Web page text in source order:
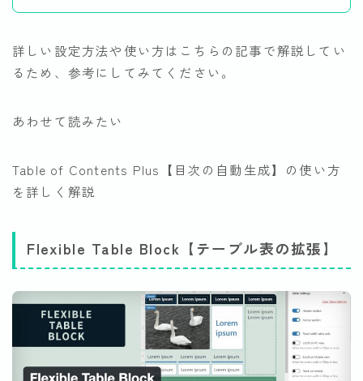
詳しい設定方法や使い方はこちらの記事で解説してい
るため、参考にしてみてください。
あわせて読みたい
Table of Contents Plus【目次の自動生成】の使い方
を詳しく解説
Flexible Table Block【テーブル表の拡張】